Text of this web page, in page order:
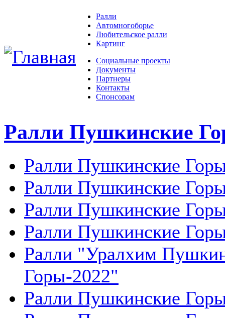
Ралли
Автомногоборье
Любительское ралли
Картинг
Социальные проекты
Документы
Партнеры
Контакты
Спонсорам
Ралли Пушкинские
Ралли Пушкинские
Ралли Пушкинские
Ралли Пушкинские
Ралли Пушкинские
Ралли "Уралхим
Горы-2022"
Ралли Пушкинские